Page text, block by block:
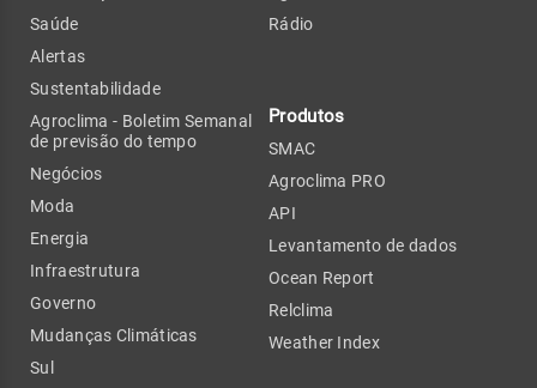
Saúde
Alertas
Sustentabilidade
Agroclima - Boletim Semanal
de previsão do tempo
Negócios
Moda
Energia
Infraestrutura
Governo
Mudanças Climáticas
Sul
Rádio
Produtos
SMAC
Agroclima PRO
API
Levantamento de dados
Ocean Report
Relclima
Weather Index